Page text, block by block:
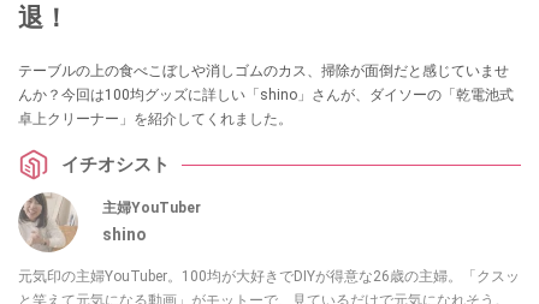
退！
テーブルの上の食べこぼしや消しゴムのカス、掃除が面倒だと感じていませ
んか？今回は100均グッズに詳しい「shino」さんが、ダイソーの「乾電池式
卓上クリーナー」を紹介してくれました。
イチオシスト
主婦YouTuber
shino
元気印の主婦YouTuber。100均が大好きでDIYが得意な26歳の主婦。「クスッ